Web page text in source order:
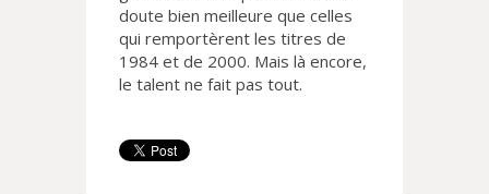
doute bien meilleure que celles
qui remportèrent les titres de
1984 et de 2000. Mais là encore,
le talent ne fait pas tout.